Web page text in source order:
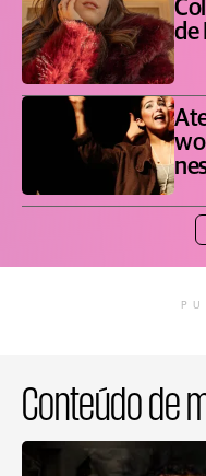
de
Conteúdo de